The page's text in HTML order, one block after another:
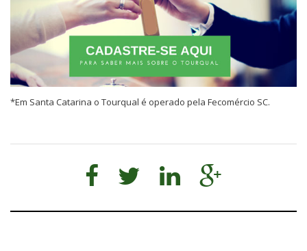
*Em Santa Catarina o Tourqual é operado pela Fecomércio SC.